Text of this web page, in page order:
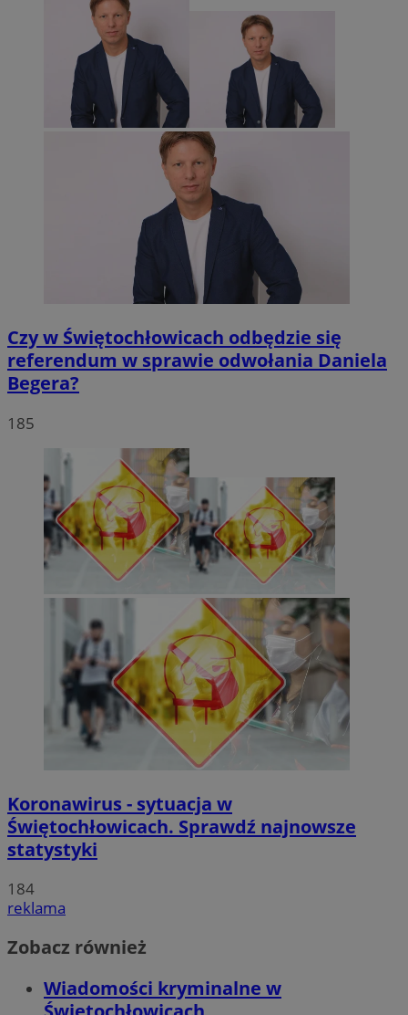
Czy w Świętochłowicach odbędzie się
referendum w sprawie odwołania Daniela
Begera?
185
Koronawirus - sytuacja w
Świętochłowicach. Sprawdź najnowsze
statystyki
184
reklama
Zobacz również
Wiadomości kryminalne w